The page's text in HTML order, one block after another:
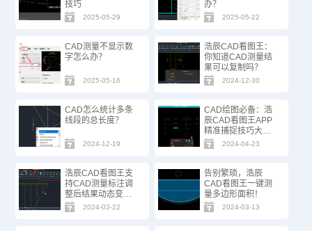
技巧
2025-05-29
办？
2025-05-22
CAD测量不显示数
字怎么办？
2025-05-16
浩辰CAD看图王：
你知道CAD测量结
果可以复制吗？
2024-12-30
CAD怎么统计多条
线段的总长度？
2024-12-19
CAD绘图必备：浩
辰CAD看图王APP
精准捕捉技巧大公
开！
2024-04-23
浩辰CAD看图王支
持CAD测量标注调
整后结果动态变化
啦！
2024-03-22
告别繁琐，浩辰
CAD看图王一键测
量多边形面积！
2024-03-13